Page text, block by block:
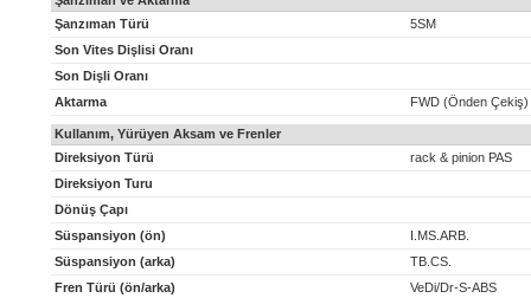
Şanzıman Türü
5SM
Son Vites Dişlisi Oranı
Son Dişli Oranı
Aktarma
FWD (Önden Çekiş)
Kullanım, Yürüyen Aksam ve Frenler
Direksiyon Türü
rack & pinion PAS
Direksiyon Turu
Dönüş Çapı
Süspansiyon (ön)
I.MS.ARB.
Süspansiyon (arka)
TB.CS.
Fren Türü (ön/arka)
VeDi/Dr-S-ABS